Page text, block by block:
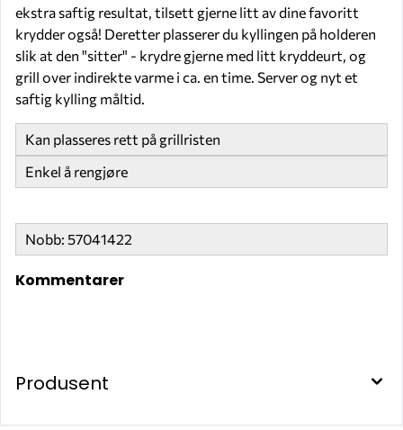
ekstra saftig resultat, tilsett gjerne litt av dine favoritt
krydder også! Deretter plasserer du kyllingen på holderen
slik at den "sitter" - krydre gjerne med litt kryddeurt, og
grill over indirekte varme i ca. en time. Server og nyt et
saftig kylling måltid.
Kan plasseres rett på grillristen
Enkel å rengjøre
Nobb: 57041422
Kommentarer
Produsent